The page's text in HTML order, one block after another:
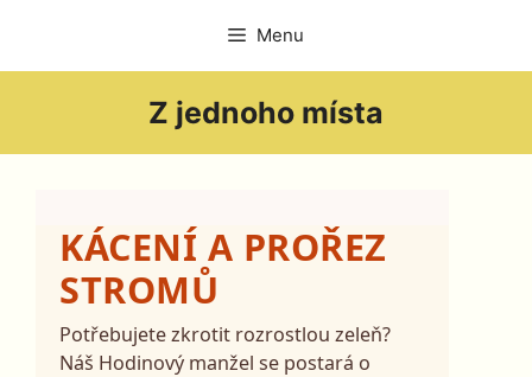
obsah
Menu
Z jednoho místa
KÁCENÍ A PROŘEZ
STROMŮ
Potřebujete zkrotit rozrostlou zeleň?
Náš Hodinový manžel se postará o